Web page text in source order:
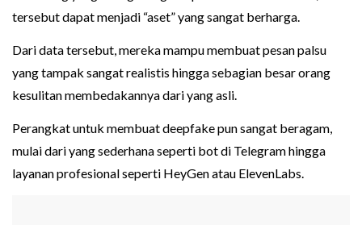
tersebut dapat menjadi “aset” yang sangat berharga.
Dari data tersebut, mereka mampu membuat pesan palsu
yang tampak sangat realistis hingga sebagian besar orang
kesulitan membedakannya dari yang asli.
Perangkat untuk membuat deepfake pun sangat beragam,
mulai dari yang sederhana seperti bot di Telegram hingga
layanan profesional seperti HeyGen atau ElevenLabs.